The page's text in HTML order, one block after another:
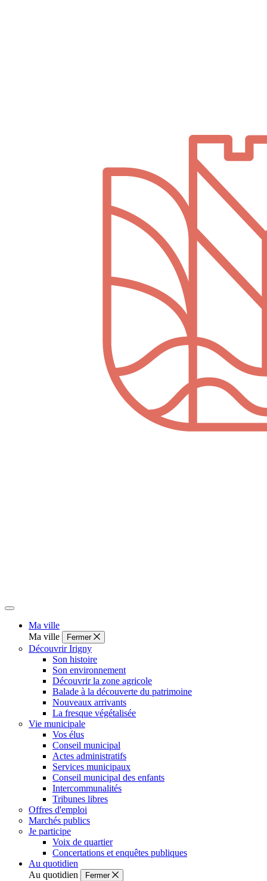
Ma ville
Ma ville
Fermer
Découvrir Irigny
Son histoire
Son environnement
Découvrir la zone agricole
Balade à la découverte du patrimoine
Nouveaux arrivants
La fresque végétalisée
Vie municipale
Vos élus
Conseil municipal
Actes administratifs
Services municipaux
Conseil municipal des enfants
Intercommunalités
Tribunes libres
Offres d'emploi
Marchés publics
Je participe
Voix de quartier
Concertations et enquêtes publiques
Au quotidien
Au quotidien
Fermer